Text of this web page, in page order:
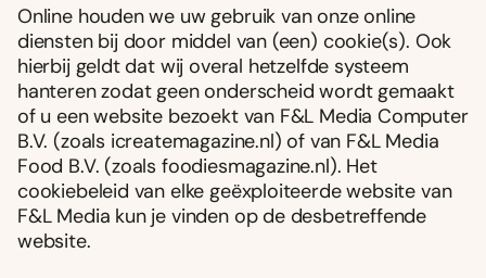
Online houden we uw gebruik van onze online
diensten bij door middel van (een) cookie(s). Ook
hierbij geldt dat wij overal hetzelfde systeem
hanteren zodat geen onderscheid wordt gemaakt
of u een website bezoekt van F&L Media Computer
B.V. (zoals icreatemagazine.nl) of van F&L Media
Food B.V. (zoals foodiesmagazine.nl). Het
cookiebeleid van elke geëxploiteerde website van
F&L Media kun je vinden op de desbetreffende
website.